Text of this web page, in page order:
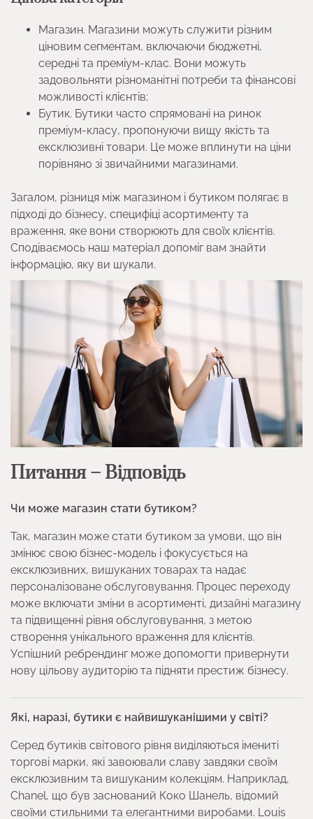
Магазин. Магазини можуть служити різним
ціновим сегментам, включаючи бюджетні,
середні та преміум-клас. Вони можуть
задовольняти різноманітні потреби та фінансові
можливості клієнтів;
Бутик. Бутики часто спрямовані на ринок
преміум-класу, пропонуючи вищу якість та
ексклюзивні товари. Це може вплинути на ціни
порівняно зі звичайними магазинами.
Загалом, різниця між магазином і бутиком полягає в
підході до бізнесу, специфіці асортименту та
враження, яке вони створюють для своїх клієнтів.
Сподіваємось наш матеріал допоміг вам знайти
інформацію, яку ви шукали.
Питання – Відповідь
Чи може магазин стати бутиком?
Так, магазин може стати бутиком за умови, що він
змінює свою бізнес-модель і фокусується на
ексклюзивних, вишуканих товарах та надає
персоналізоване обслуговування. Процес переходу
може включати зміни в асортименті, дизайні магазину
та підвищенні рівня обслуговування, з метою
створення унікального враження для клієнтів.
Успішний ребрендинг може допомогти привернути
нову цільову аудиторію та підняти престиж бізнесу.
Які, наразі, бутики є найвишуканішими у світі?
Серед бутиків світового рівня виділяються імениті
торгові марки, які завоювали славу завдяки своїм
ексклюзивним та вишуканим колекціям. Наприклад,
Chanel, що був заснований Коко Шанель, відомий
своїми стильними та елегантними виробами. Louis